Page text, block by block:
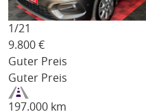
1/21
9.800 €
Guter Preis
Guter Preis
197.000 km